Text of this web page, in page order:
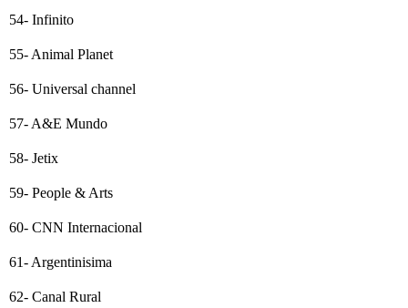
54- Infinito
55- Animal Planet
56- Universal channel
57- A&E Mundo
58- Jetix
59- People & Arts
60- CNN Internacional
61- Argentinisima
62- Canal Rural